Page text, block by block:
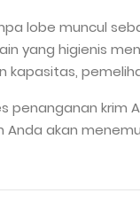
lobe muncul
yang higienis
penanganan
akan